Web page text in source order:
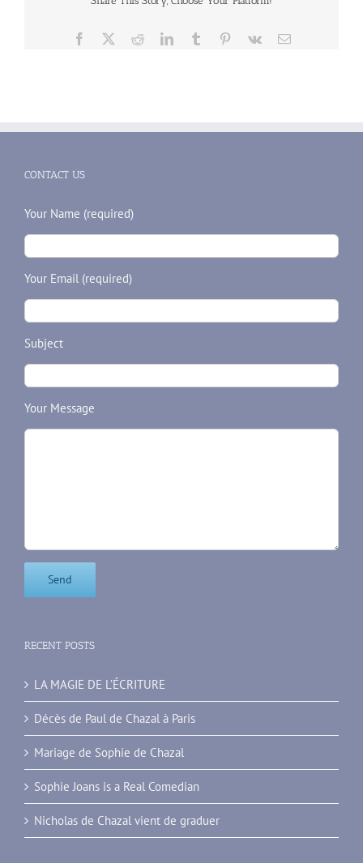
à
Facebook RedditLinkedInTumblr Pinterest
Vk Email
CONTACT US
Your Name (required)
Your Email (required)
Subject
Your Message
RECENT POSTS
LA MAGIE DE L’ÉCRITURE
Décès de Paul de Chazal à Paris
Mariage de Sophie de Chazal
Sophie Joans is a Real Comedian
Nicholas de Chazal vient de graduer